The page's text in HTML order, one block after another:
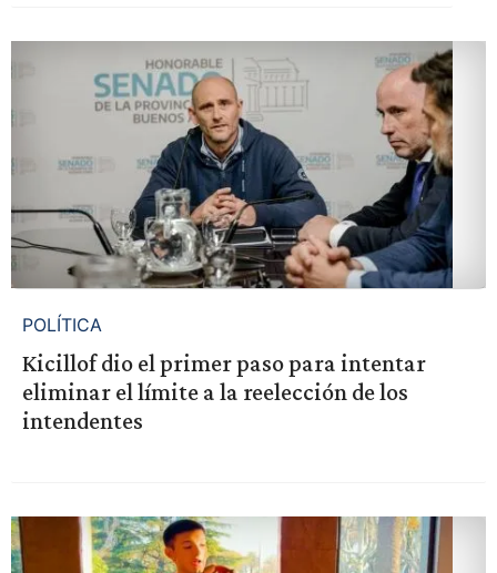
POLÍTICA
Kicillof dio el primer paso para intentar
eliminar el límite a la reelección de los
intendentes